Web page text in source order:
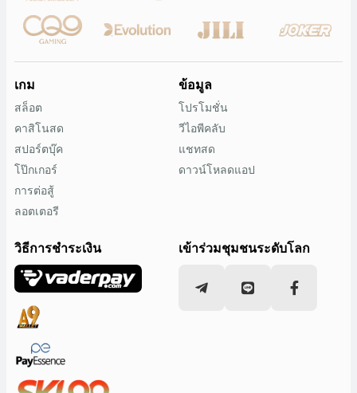
เกม
สล็อต
คาสิโนสด
สปอร์ตบุ๊ค
โป๊กเกอร์
การต่อสู้
ลอตเตอรี
ข้อมูล
โปรโมชั่น
วีไอพีคลับ
แชทสด
ดาวน์โหลดแอป
วิธีการชำระเงิน เข้าร่วมชุมชนระดับโลก